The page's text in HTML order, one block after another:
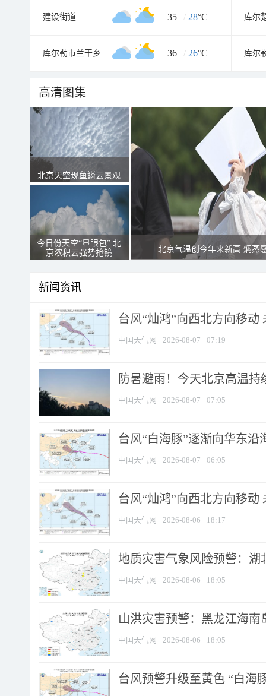
建设街道 35 / 28°C 库尔
库尔勒市兰干乡 36 / 26°C
高清图集
北京天空现鱼鳞云景观
今日份天空“显眼包” 北
京浓积云强势抢镜
北京气温创今年来新高 焖蒸
新闻资讯
台风“灿鸿”向西北方向移动
中国天气网 2026-08-07 07:19
防暑避雨！今天北京高温
中国天气网 2026-08-07 07:05
台风“白海豚”逐渐向华东沿
中国天气网 2026-08-07 06:05
台风“灿鸿”向西北方向移动
中国天气网 2026-08-06 18:17
地质灾害气象风险预警：湖
中国天气网 2026-08-06 18:05
山洪灾害预警：黑龙江海
中国天气网 2026-08-06 18:05
台风预警升级至黄色 “白海